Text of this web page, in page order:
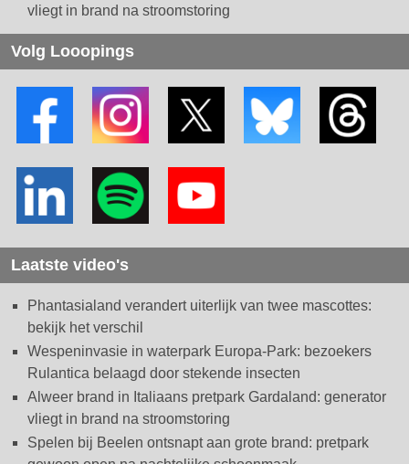
vliegt in brand na stroomstoring
Volg Looopings
Laatste video's
Phantasialand verandert uiterlijk van twee mascottes:
bekijk het verschil
Wespeninvasie in waterpark Europa-Park: bezoekers
Rulantica belaagd door stekende insecten
Alweer brand in Italiaans pretpark Gardaland: generator
vliegt in brand na stroomstoring
Spelen bij Beelen ontsnapt aan grote brand: pretpark